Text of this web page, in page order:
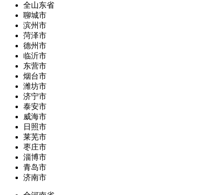
全山东省
聊城市
滨州市
菏泽市
德州市
临沂市
东营市
烟台市
潍坊市
济宁市
泰安市
威海市
日照市
莱芜市
枣庄市
淄博市
青岛市
济南市